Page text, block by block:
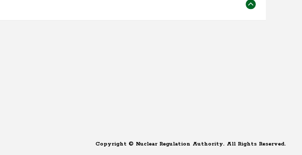
Copyright © Nuclear Regulation Authority. All Rights Reserved.